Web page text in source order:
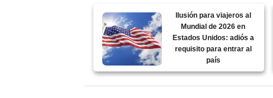
Ilusión para viajeros al
Mundial de 2026 en
Estados Unidos: adiós a
requisito para entrar al
país